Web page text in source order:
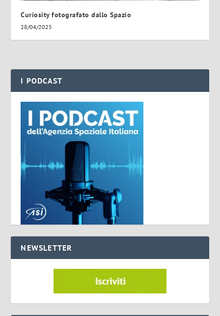
Curiosity fotografato dallo Spazio
28/04/2025
I PODCAST
NEWSLETTER